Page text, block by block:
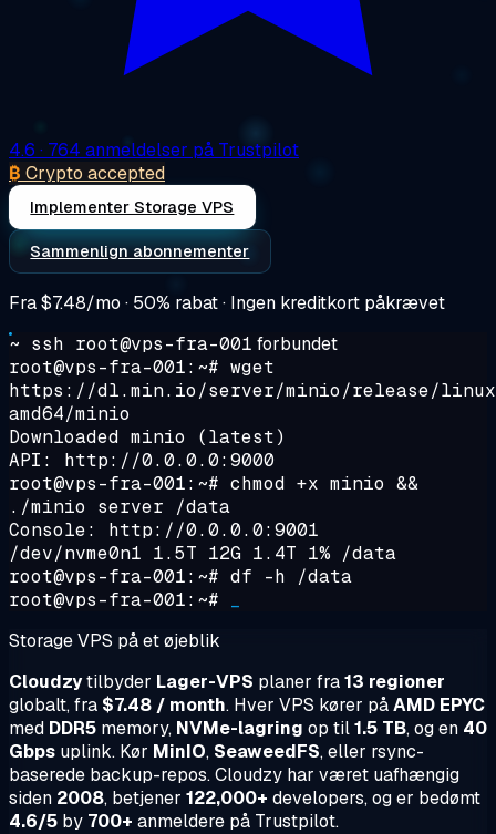
4.6 · 764 anmeldelser på Trustpilot
₿ Crypto accepted
Implementer Storage VPS
Sammenlign abonnementer
Fra$7.48/mo · 50% rabat · Ingen kreditkort påkrævet
~ ssh root@vps-fra-001 forbundet
root@vps-fra-001:~# wget
https://dl.min.io/server/minio/release/
amd64/minio
Downloaded minio (latest)
API: http://0.0.0.0:9000
root@vps-fra-001:~# chmod +x minio &&
./minio server /data
Console: http://0.0.0.0:9001
/dev/nvme0n1 1.5T 12G 1.4T 1% /data
root@vps-fra-001:~# df -h /data
root@vps-fra-001:~#
Storage VPS på et øjeblik
Cloudzytilbyder Lager-VPS planer fra13 regioner
globalt, fra $7.48 / month. Hver VPS kører påAMD EPYC
med DDR5 memory, NVMe-lagring op til1.5 TB, og en 40
Gbps uplink. Kør MinIO, SeaweedFS, eller rsync-
baserede backup-repos. Cloudzy har været uafhængig
siden 2008, betjener 122,000+ developers, og er bedømt
4.6/5 by 700+ anmeldere på Trustpilot.